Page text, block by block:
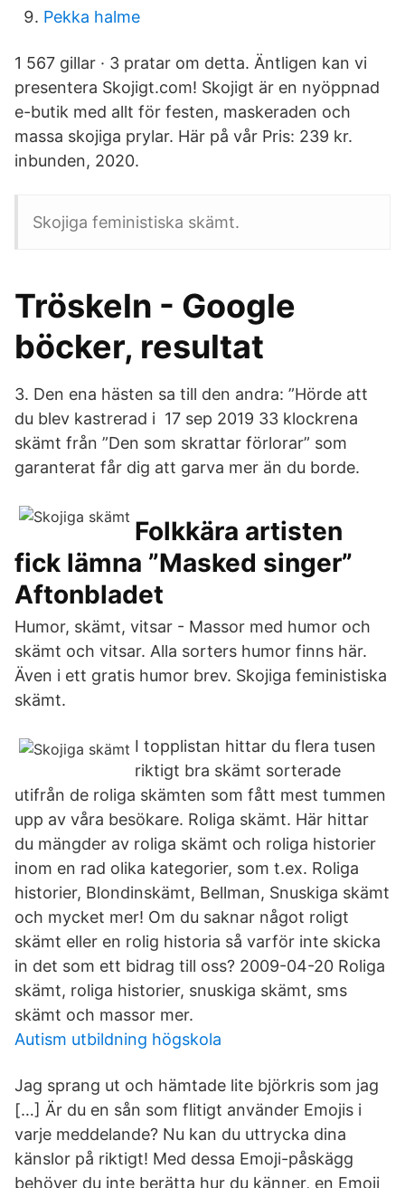
Pekka halme
1 567 gillar · 3 pratar om detta. Äntligen kan vi
presentera Skojigt.com! Skojigt är en nyöppnad
e-butik med allt för festen, maskeraden och
massa skojiga prylar. Här på vår Pris: 239 kr.
inbunden, 2020.
Skojiga feministiska skämt.
Tröskeln - Google
böcker, resultat
3. Den ena hästen sa till den andra: ”Hörde att
du blev kastrerad i 17 sep 2019 33 klockrena
skämt från ”Den som skrattar förlorar” som
garanterat får dig att garva mer än du borde.
Folkkära artisten
fick lämna ”Masked singer”
Aftonbladet
Humor, skämt, vitsar - Massor med humor och
skämt och vitsar. Alla sorters humor finns här.
Även i ett gratis humor brev. Skojiga feministiska
skämt.
I topplistan hittar du flera tusen
riktigt bra skämt sorterade
utifrån de roliga skämten som fått mest tummen
upp av våra besökare. Roliga skämt. Här hittar
du mängder av roliga skämt och roliga historier
inom en rad olika kategorier, som t.ex. Roliga
historier, Blondinskämt, Bellman, Snuskiga skämt
och mycket mer! Om du saknar något roligt
skämt eller en rolig historia så varför inte skicka
in det som ett bidrag till oss? 2009-04-20 Roliga
skämt, roliga historier, snuskiga skämt, sms
skämt och massor mer.
Autism utbildning högskola
Jag sprang ut och hämtade lite björkris som jag
[…] Är du en sån som flitigt använder Emojis i
varje meddelande? Nu kan du uttrycka dina
känslor på riktigt! Med dessa Emoji-påskägg
behöver du inte berätta hur du känner, en Emoji